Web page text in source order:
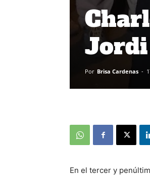
Jordi
Por Brisa Cardenas -
En el tercer y